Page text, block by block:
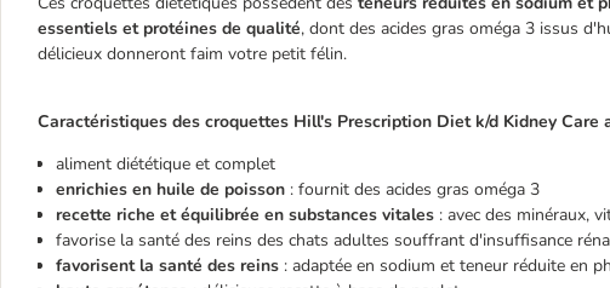
essentiels et protéines de qualité, dont des acides gras oméga 3 issus
délicieux donneront faim votre petit félin.
Caractéristiques des croquettes Hill's Prescription Diet k/d Kidney Care
aliment diététique et complet
enrichies en huile de poisson : fournit des acides gras oméga 3
recette riche et équilibrée en substances vitales : avec des minéraux,
favorise la santé des reins des chats adultes souffrant d'insuffisance
favorisent la santé des reins : adaptée en sodium et teneur réduite en